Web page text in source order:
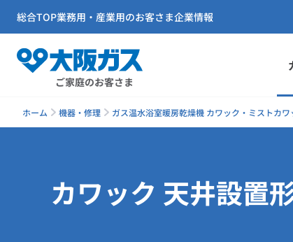
ご家庭のお客さま
総合TOP業務用・産業用のお客さま企業情報
ホーム 機器・修理 ガス温水浴室暖房乾燥機 カワック・ミストカワ
カワック 天井設置